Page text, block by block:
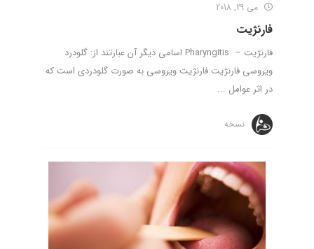
می 29, 2018
فارنژیت
فارنژیت – Pharyngitis اسامی دیگر آن عبارتند از: گلودرد
ویروسی فارنژیت فارنژیت ویروسی به صورت گلودردی است که
در اثر عوامل ...
نسخه